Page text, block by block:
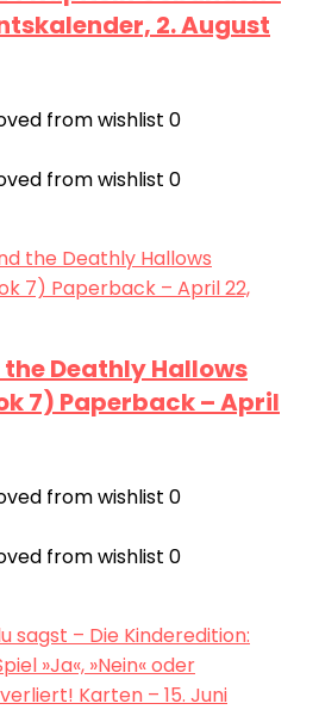
2. August
from wishlist 0
from wishlist 0
Deathly Hallows
7) Paperback – April
from wishlist 0
from wishlist 0